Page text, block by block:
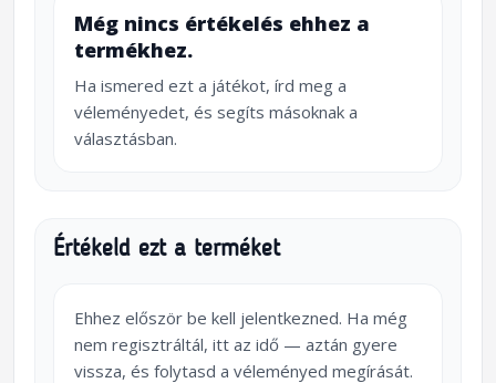
Még nincs értékelés ehhez a
termékhez.
Ha ismered ezt a játékot, írd meg a
véleményedet, és segíts másoknak a
választásban.
Értékeld ezt a terméket
Ehhez először be kell jelentkezned. Ha még
nem regisztráltál, itt az idő — aztán gyere
vissza, és folytasd a véleményed megírását.